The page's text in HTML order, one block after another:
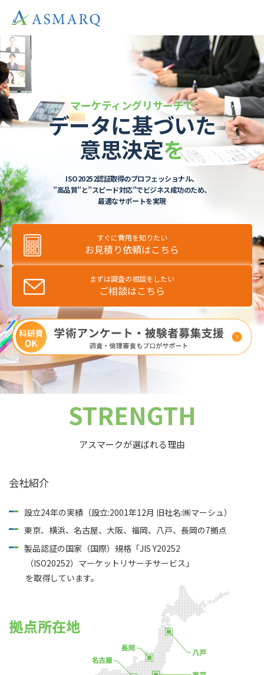
マーケティングリサーチで
データに基づいた
意思決定を
ISO20252認証取得のプロフェッショナル、
”高品質”と”スピード対応”でビジネス成功のため、
最適なサポートを実現
すぐに費用を知りたい
お見積り依頼はこちら
まずは調査の相談をしたい
ご相談はこちら
STRENGTH
アスマークが選ばれる理由
会社紹介
設立24年の実績（設立:2001年12月 旧社名:㈱マーシュ）
東京、横浜、名古屋、大阪、福岡、八戸、長岡の7拠点
製品認証の国家（国際）規格「JIS Y20252
（ISO20252）マーケットリサーチサービス」
を取得しています。